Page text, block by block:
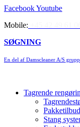
Videre
indhold
FacebookYoutube
Mobile:
SØGNING
En del af Damscleaner A/S
Tagrende
Stang